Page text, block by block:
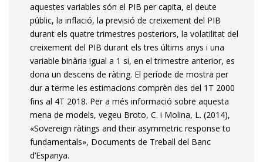
aques­­tes variables són el PIB per capita, el deute
públic, la inflació, la previsió de creixement del PIB
durant els quatre trimestres posteriors, la volatilitat del
creixement del PIB durant els tres últims anys i una
variable binària igual a 1 si, en el trimestre anterior, es
dona un descens de ràting. El període de mostra per
dur a terme les estimacions comprèn des del 1T 2000
fins al 4T 2018. Per a més informació sobre aquesta
mena de models, vegeu Broto, C. i Molina, L. (2014),
«Sovereign ràtings and their asymmetric response to
fundamentals», Documents de Treball del Banc
d’Espanya.